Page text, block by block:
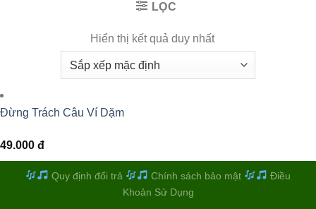
LỌC
Hiển thị kết quả duy nhất
Đừng Trách Câu Ví Dặm
49.000 đ
Quy định đổi trả Chính sách bảo mật
Điều
Khoản Sử Dụng